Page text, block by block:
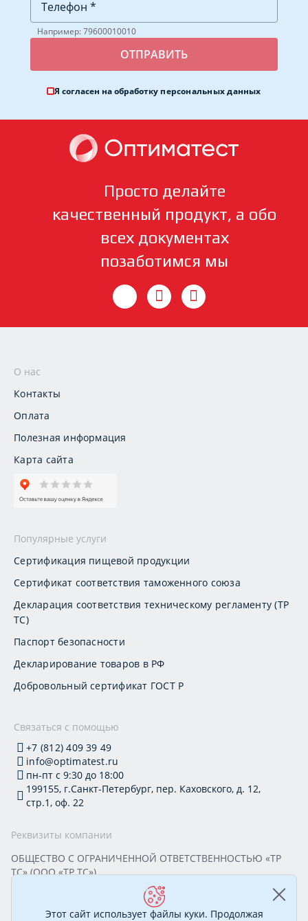
Например: 79600010010
Я согласен на обработку персональных данных
Просто делайте
качественный продукт, а обо
всех документах
позаботимся мы
О нас
Контакты
Оплата
Полезная информация
Карта сайта
Популярные услуги
Сертификация пищевой продукции
Сертификат соответствия таможенного союза
Декларация соответствия техническому регламенту (ТР
ТС)
Паспорт безопасности
Декларирование товаров в РФ
Добровольный сертификат ГОСТ Р
Связаться с помощью
+7 (812) 409 39 49
info@optimatest.ru
пн-пт с 9:30 до 18:00
199155, г.Санкт-Петербург, пер. Каховского, д. 12,
стр.1, оф. 22
Реквизиты компании
ОБЩЕСТВО С ОГРАНИЧЕННОЙ ОТВЕТСТВЕННОСТЬЮ «ТР
ТС» (ООО «ТР ТС»)
Юридический адрес: 199155, г. Санкт-Петербург, пер.
Каховского, д. 12, стр. 1, помещение 22-Н
ИНН 7813295032 КПП 780101001 ОГРН 1177847388894
Этот сайт использует файлы куки. Продолжая